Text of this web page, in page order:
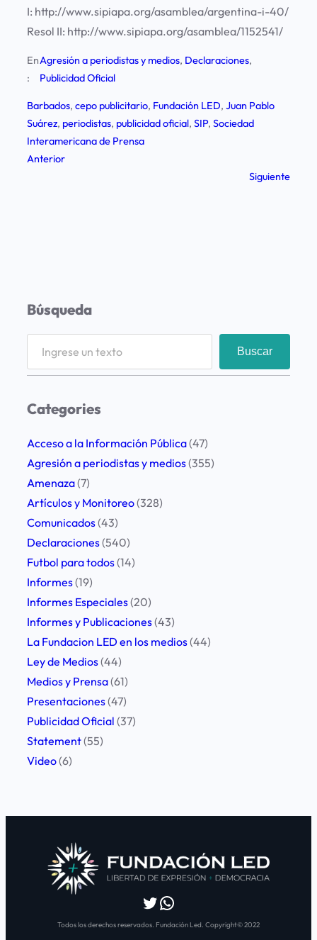
I: http://www.sipiapa.org/asamblea/argentina-i-40/
Resol II: http://www.sipiapa.org/asamblea/1152541/
En
:
Agresión a periodistas y medios, Declaraciones
Publicidad Oficial
Barbados, cepo publicitario, Fundación LED, Juan Pablo
Suárez, periodistas, publicidad oficial, SIP, Sociedad
Interamericana de Prensa
Anterior
Siguiente
Búsqueda
r
h
Buscar
Categories
Acceso a la Información Pública(47)
Agresión a periodistas y medios(355)
Amenaza(7)
Artículos y Monitoreo(328)
Comunicados(43)
Declaraciones(540)
Futbol para todos(14)
Informes(19)
Informes Especiales(20)
Informes y Publicaciones(43)
La Fundacion LED en los medios(44)
Ley de Medios(44)
Medios y Prensa(61)
Presentaciones(47)
Publicidad Oficial (37)
Statement(55)
Video(6)
Twitter
WhatsApp
Todos los derechos reservados. Fundación Led. Copyright© 2022